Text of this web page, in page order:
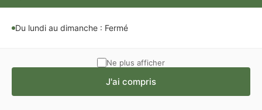
Politique de confidentialité
Du lundi au dimanche : Fermé
Ne plus afficher
J'ai compris